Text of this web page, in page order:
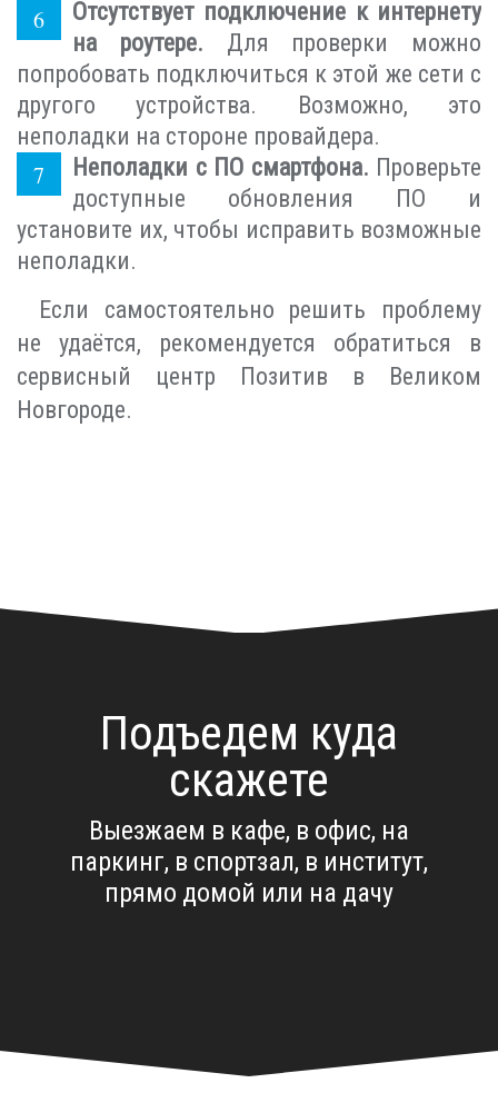
Отсутствует подключение к интернету
на роутере. Для проверки можно
попробовать подключиться к этой же сети с
другого устройства. Возможно, это
неполадки на стороне провайдера.
Неполадки с ПО смартфона. Проверьте
доступные обновления ПО и
установите их, чтобы исправить возможные
неполадки.
Если самостоятельно решить проблему
не удаётся, рекомендуется обратиться в
сервисный центр Позитив в Великом
Новгороде.
Подъедем куда
скажете
Выезжаем в кафе, в офис, на
паркинг, в спортзал, в институт,
прямо домой или на дачу